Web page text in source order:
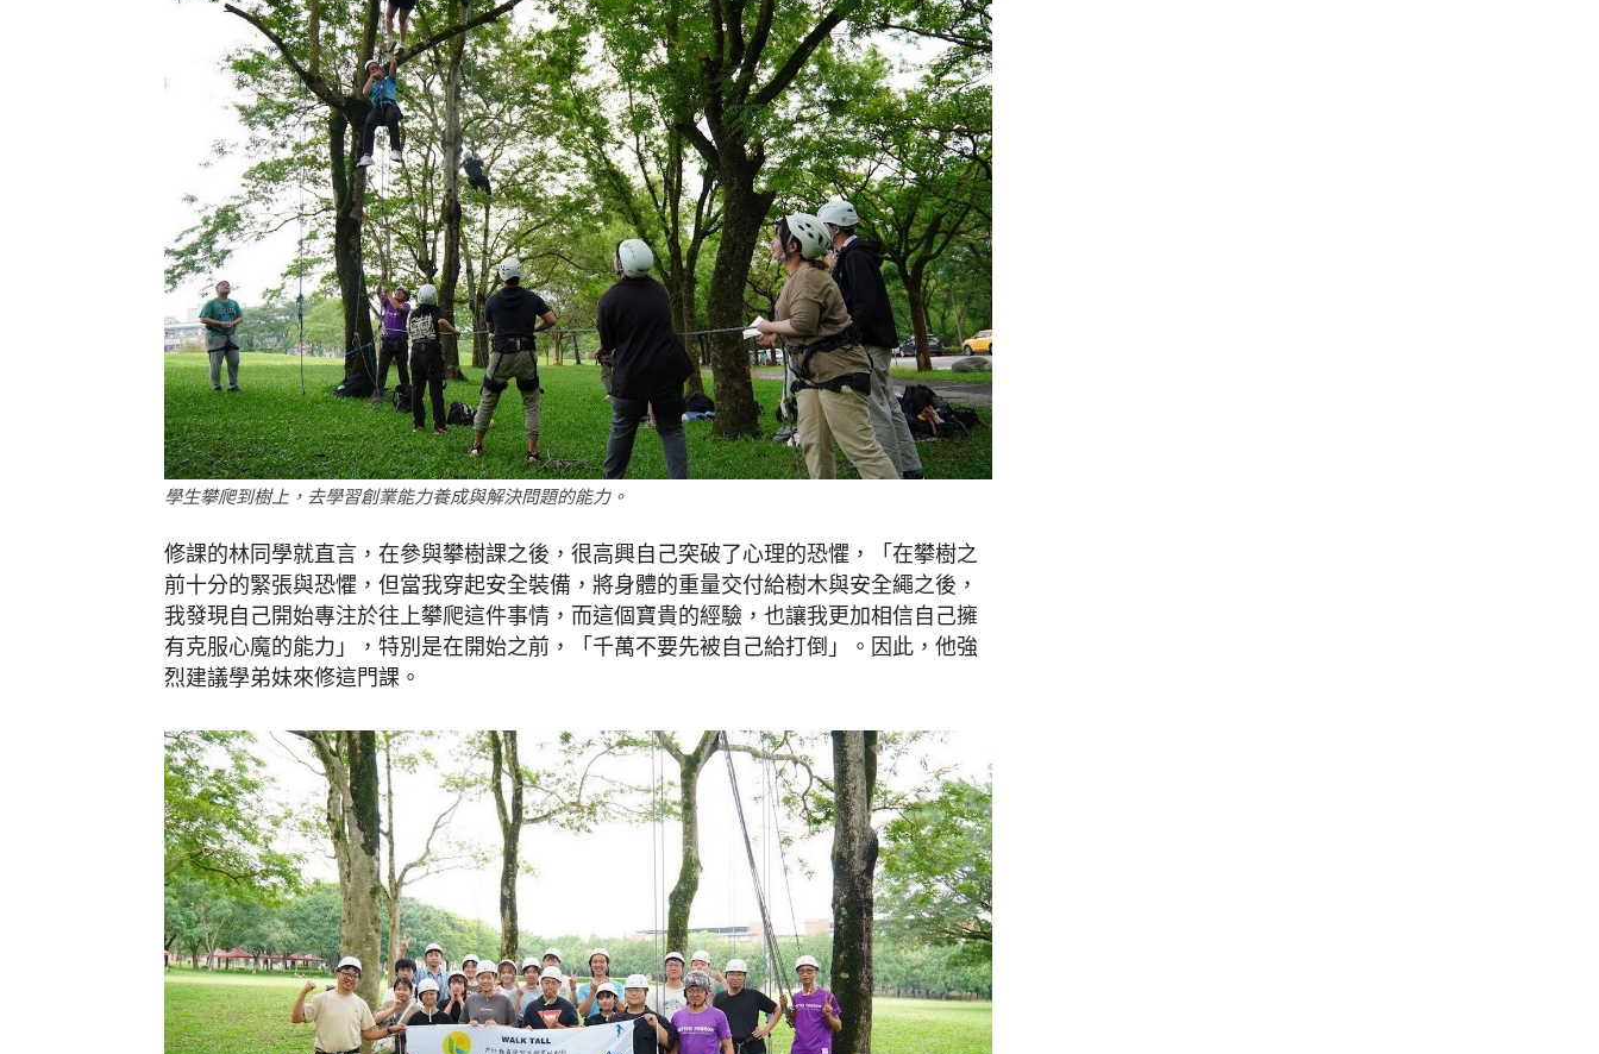
學生攀爬到樹上，去學習創業能力養成與解決問題的能力。
修課的林同學就直言，在參與攀樹課之後，很高興自己突破了心理的恐懼，「在攀樹之
前十分的緊張與恐懼，但當我穿起安全裝備，將身體的重量交付給樹木與安全繩之後，
我發現自己開始專注於往上攀爬這件事情，而這個寶貴的經驗，也讓我更加相信自己擁
有克服心魔的能力」，特別是在開始之前，「千萬不要先被自己給打倒」。因此，他強
烈建議學弟妹來修這門課。